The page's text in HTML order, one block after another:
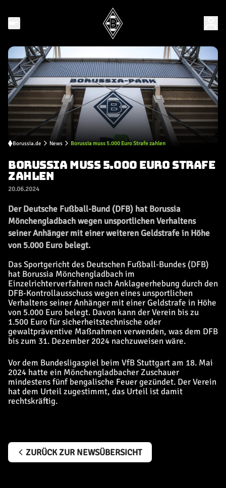
Borussia.de News Borussia muss 5.000 Euro Strafe zahlen
BORUSSIA MUSS 5.000 EURO STRAFE
ZAHLEN
20.06.2024
Der Deutsche Fußball-Bund (DFB) hat Borussia
Mönchengladbach wegen unsportlichen Verhaltens
seiner Anhänger mit einer weiteren Geldstrafe in Höhe
von 5.000 Euro belegt.
Das Sportgericht des Deutschen Fußball-Bundes (DFB)
hat Borussia Mönchengladbach im
Einzelrichterverfahren nach Anklageerhebung durch den
DFB-Kontrollausschuss wegen eines unsportlichen
Verhaltens seiner Anhänger mit einer Geldstrafe in Höhe
von 5.000 Euro belegt. Davon kann der Verein bis zu
1.500 Euro für sicherheitstechnische oder
gewaltpräventive Maßnahmen verwenden, was dem DFB
bis zum 31. Dezember 2024 nachzuweisen wäre.
Vor dem Bundesligaspiel beim VfB Stuttgart am 18. Mai
2024 hatte ein Mönchengladbacher Zuschauer
mindestens fünf bengalische Feuer gezündet. Der Verein
hat dem Urteil zugestimmt, das Urteil ist damit
rechtskräftig.
ZURÜCK ZUR NEWSÜBERSICHT